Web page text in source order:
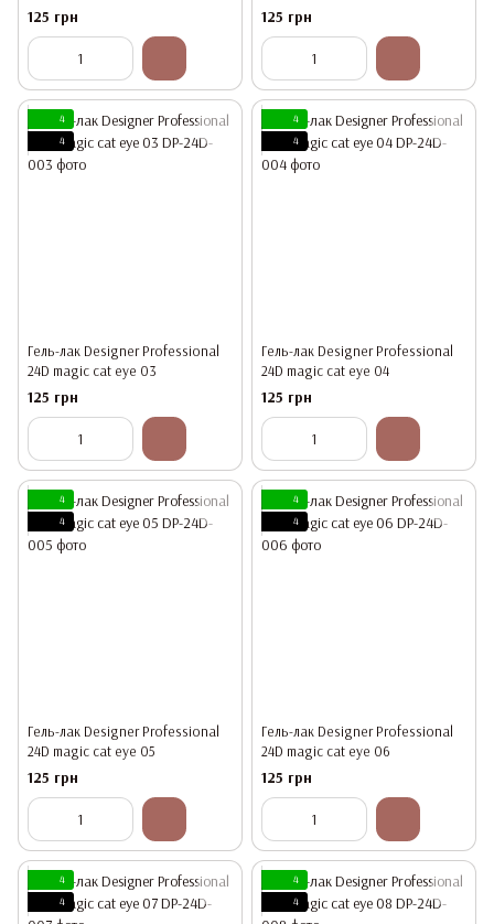
125 грн 125 грн
4
4
Гель-лак Designer Professional
24D magic cat eye 03
125 грн
4
4
Гель-лак Designer Professional
24D magic cat eye 04
125 грн
4
4
Гель-лак Designer Professional
24D magic cat eye 05
125 грн
4
4
Гель-лак Designer Professional
24D magic cat eye 06
125 грн
4
4
4
4